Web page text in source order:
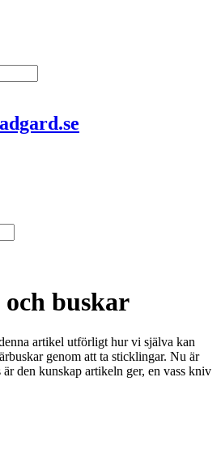
buskar
artikel utförligt hur vi själva kan
genom att ta sticklingar. Nu är
den kunskap artikeln ger, en vass kniv